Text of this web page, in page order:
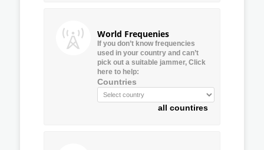
World Frequenies
If you don’t know frequencies
used in your country and can’t
pick out a suitable jammer, Click
here to help:
Countries
all countires